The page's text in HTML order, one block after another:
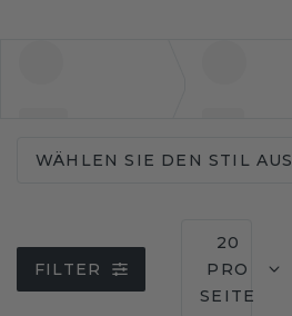
WÄHLEN SIE DEN STIL AUS
FILTER
20
PRO
SEITE